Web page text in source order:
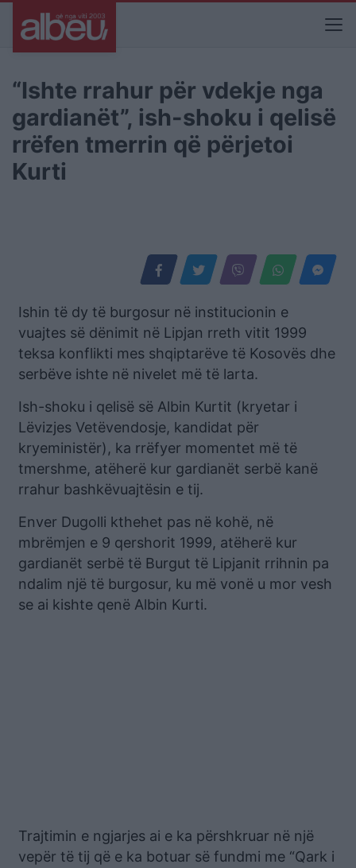
“Ishte rrahur për vdekje nga
gardianët”, ish-shoku i qelisë
rrëfen tmerrin që përjetoi
Kurti
Ishin të dy të burgosur në institucionin e
vuajtes së dënimit në Lipjan rreth vitit 1999
teksa konflikti mes shqiptarëve të Kosovës dhe
serbëve ishte në nivelet më të larta.
Ish-shoku i qelisë së Albin Kurtit (kryetar i
Lëvizjes Vetëvendosje, kandidat për
kryeministër), ka rrëfyer momentet më të
tmershme, atëherë kur gardianët serbë kanë
rrahur bashkëvuajtësin e tij.
Enver Dugolli kthehet pas në kohë, në
mbrëmjen e 9 qershorit 1999, atëherë kur
gardianët serbë të Burgut të Lipjanit rrihnin pa
ndalim një të burgosur, ku më vonë u mor vesh
se ai kishte qenë Albin Kurti.
Trajtimin e ngjarjes ai e ka përshkruar në një
vepër të tij që e ka botuar së fundmi me “Qark i